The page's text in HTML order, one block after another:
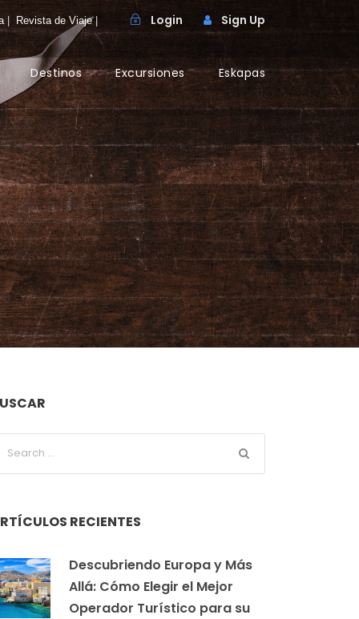
| Revista de Viaje| Login Sign Up
Destinos Excursiones Eskapas
RECIENTES
Descubriendo Europa y Más
Allá: Cómo Elegir el Mejor
Operador Turístico para su